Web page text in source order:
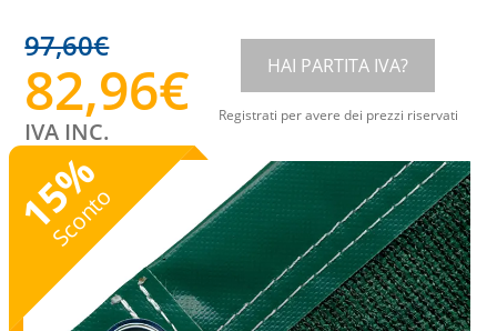
97,60€
82,96€
IVA INC.
HAI PARTITA IVA?
Registrati per avere dei prezzi riservati
15
%
Sconto